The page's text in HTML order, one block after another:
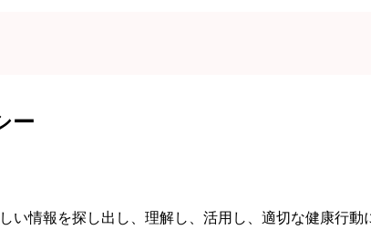
ー
い情報を探し出し、理解し、活用し、適切な健康行動